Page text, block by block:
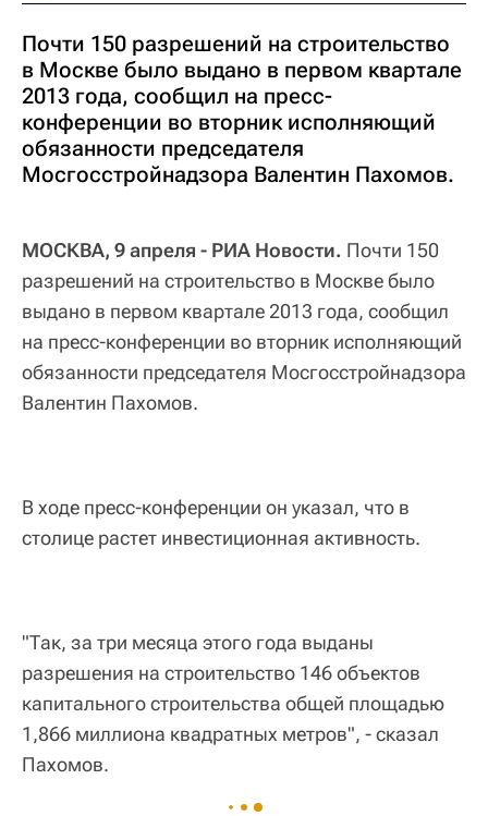
Почти 150 разрешений на строительство
в Москве было выдано в первом квартале
2013 года, сообщил на пресс-
конференции во вторник исполняющий
обязанности председателя
Мосгосстройнадзора Валентин Пахомов.
МОСКВА, 9 апреля - РИА Новости. Почти 150
разрешений на строительство в Москве было
выдано в первом квартале 2013 года, сообщил
на пресс-конференции во вторник исполняющий
обязанности председателя Мосгосстройнадзора
Валентин Пахомов.
В ходе пресс-конференции он указал, что в
столице растет инвестиционная активность.
"Так, за три месяца этого года выданы
разрешения на строительство 146 объектов
капитального строительства общей площадью
1,866 миллиона квадратных метров", - сказал
Пахомов.